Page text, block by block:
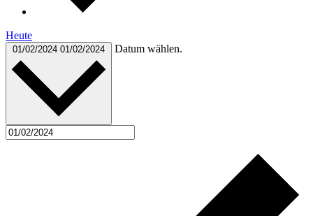
Heute
01/02/2024 01/02/2024 Datum wählen.